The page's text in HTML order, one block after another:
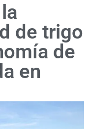
de trigo
de
en